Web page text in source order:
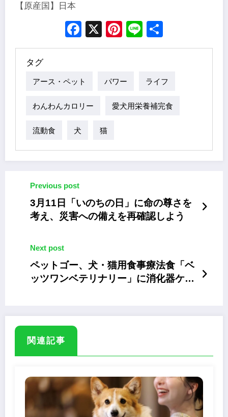
【原産国】日本
Facebook
X Pinterest
Line
タグ
アース・ペット パワー ライフ
わんわんカロリー 愛犬用栄養補完食
流動食 犬 猫
Previous post
3月11日「いのちの日」に命の尊さを
考え、災害への備えを再確認しよう
Next post
ペットゴー、犬・猫用食事療法食「ベ
ッツワンベテリナリー」に消化器ケア
関連記事